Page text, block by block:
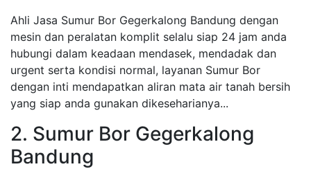
Ahli Jasa Sumur Bor Gegerkalong Bandung dengan
mesin dan peralatan komplit selalu siap 24 jam anda
hubungi dalam keadaan mendasek, mendadak dan
urgent serta kondisi normal, layanan Sumur Bor
dengan inti mendapatkan aliran mata air tanah bersih
yang siap anda gunakan dikeseharianya...
2. Sumur Bor Gegerkalong
Bandung